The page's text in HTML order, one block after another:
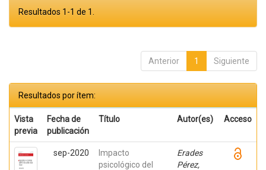
Resultados 1-1 de 1.
Anterior 1 Siguiente
Resultados por ítem:
Vista
previa
Fecha de
publicación
Título Autor(es) Acceso
sep-2020
Impacto
psicológico del
Erades
Pérez,